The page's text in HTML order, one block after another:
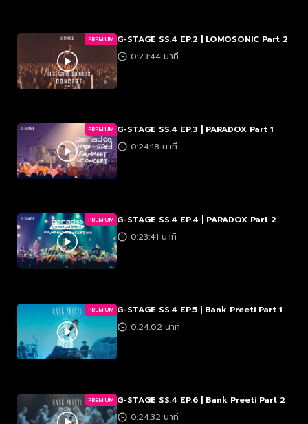
PREMIUM G-STAGE SS.4 EP.2 | LOMOSONIC Part 2
0:23:44 นาที
PREMIUM G-STAGE SS.4 EP.3 | PARADOX Part 1
0:24:18 นาที
PREMIUM G-STAGE SS.4 EP.4 | PARADOX Part 2
0:23:41 นาที
PREMIUM G-STAGE SS.4 EP.5 | Bank Preeti Part 1
0:24:02 นาที
PREMIUM G-STAGE SS.4 EP.6 | Bank Preeti Part 2
0:24:32 นาที